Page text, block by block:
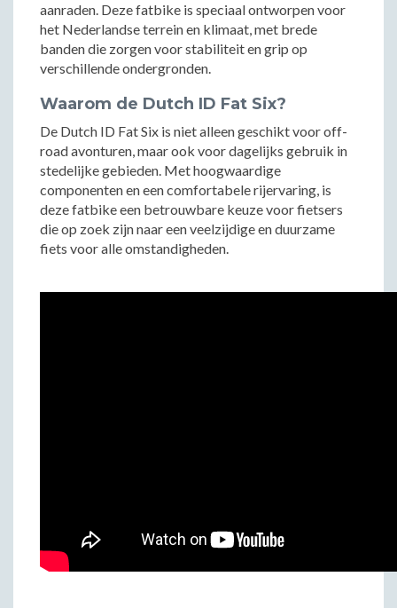
aanraden. Deze fatbike is speciaal ontworpen voor
het Nederlandse terrein en klimaat, met brede
banden die zorgen voor stabiliteit en grip op
verschillende ondergronden.
Waarom de Dutch ID Fat Six?
De Dutch ID Fat Six is niet alleen geschikt voor off-
road avonturen, maar ook voor dagelijks gebruik in
stedelijke gebieden. Met hoogwaardige
componenten en een comfortabele rijervaring, is
deze fatbike een betrouwbare keuze voor fietsers
die op zoek zijn naar een veelzijdige en duurzame
fiets voor alle omstandigheden.